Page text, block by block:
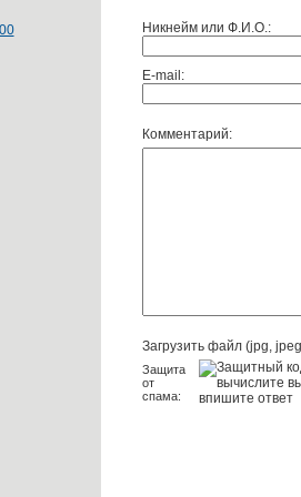
Никнейм или Ф.И.О.:
E-mail:
Комментарий:
Загрузить файл (jpg,
Защита
от
спама: